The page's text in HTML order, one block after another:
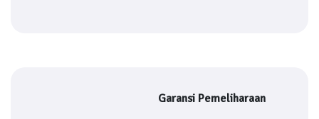
Garansi Pemeliharaan